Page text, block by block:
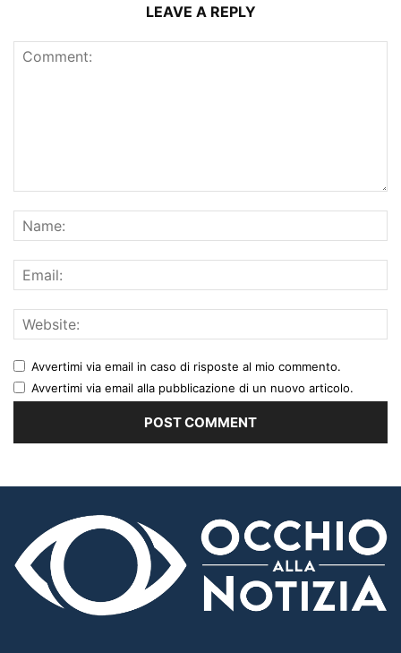
LEAVE A REPLY
Avvertimi via email in caso di risposte al mio commento.
Avvertimi via email alla pubblicazione di un nuovo articolo.